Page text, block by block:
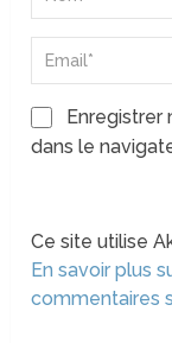
Enregistrer
dans le
Ce site utilise
En savoir plus
commentaires